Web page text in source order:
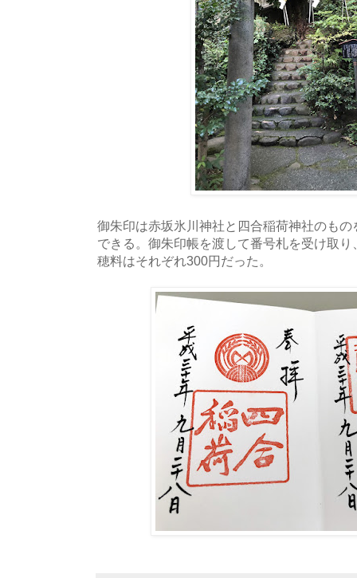
御朱印は赤坂氷川神社と四合稲荷神社のも
できる。御朱印帳を渡して番号札を受け取
穂料はそれぞれ300円だった。